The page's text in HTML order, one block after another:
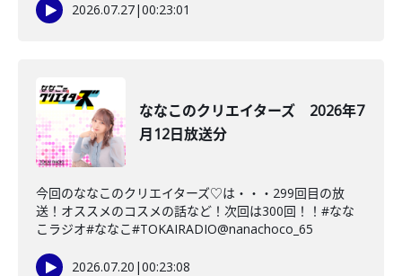
2026.07.27|00:23:01
ななこのクリエイターズ 2026年7
月12日放送分
今回のななこのクリエイターズ♡は・・・299回目の放
送！オススメのコスメの話など！次回は300回！！#なな
こラジオ#ななこ#TOKAIRADIO@nanachoco_65
2026.07.20 |00:23:08